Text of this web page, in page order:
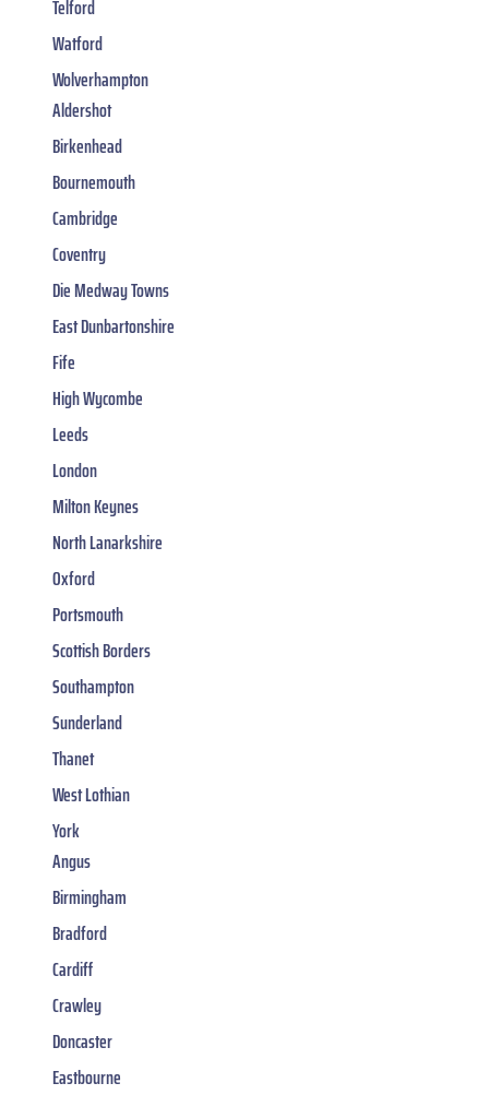
Telford
Watford
Wolverhampton
Aldershot
Birkenhead
Bournemouth
Cambridge
Coventry
Die Medway Towns
East Dunbartonshire
Fife
High Wycombe
Leeds
London
Milton Keynes
North Lanarkshire
Oxford
Portsmouth
Scottish Borders
Southampton
Sunderland
Thanet
West Lothian
York
Angus
Birmingham
Bradford
Cardiff
Crawley
Doncaster
Eastbourne